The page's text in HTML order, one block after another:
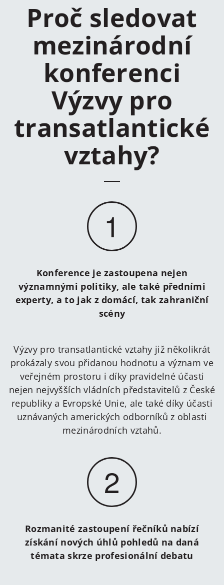
Proč sledovat
mezinárodní
konferenci
Výzvy pro
transatlantické
vztahy?
1
Konference je zastoupena nejen
významnými politiky, ale také předními
experty, a to jak z domácí, tak zahraniční
scény
Výzvy pro transatlantické vztahy již několikrát
prokázaly svou přidanou hodnotu a význam ve
veřejném prostoru i díky pravidelné účasti
nejen nejvyšších vládních představitelů z České
republiky a Evropské Unie, ale také díky účasti
uznávaných amerických odborníků z oblasti
mezinárodních vztahů.
2
Rozmanité zastoupení řečníků nabízí
získání nových úhlů pohledů na daná
témata skrze profesionální debatu